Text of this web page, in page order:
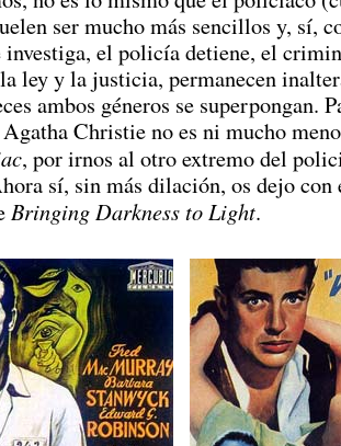
ser mucho más sencillos y, sí,
investiga, el policía detiene, el
ley y la justicia, permanecen
ambos géneros se superpongan.
Christie no es ni mucho
, por irnos al otro extremo del
sí, sin más dilación, os dejo con
Bringing Darkness to Light.